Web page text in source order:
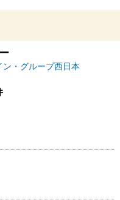
・グループ西日本